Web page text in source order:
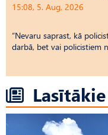
15:08, 5. Aug, 2026
“Nevaru saprast, kā
darbā, bet vai policistiem